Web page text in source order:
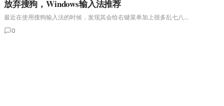
放弃搜狗，Windows输入法推荐
最近在使用搜狗输入法的时候，发现其会给右键菜单加上很多乱七八...
0